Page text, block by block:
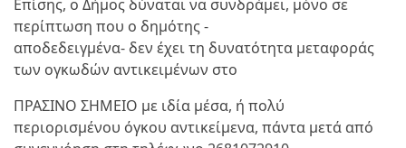
Επίσης, ο Δήμος δύναται να συνδράμει, μόνο σε
περίπτωση που ο δημότης -
αποδεδειγμένα- δεν έχει τη δυνατότητα μεταφοράς
των ογκωδών αντικειμένων στο
ΠΡΑΣΙΝΟ ΣΗΜΕΙΟ με ιδία μέσα, ή πολύ
περιορισμένου όγκου αντικείμενα, πάντα μετά από